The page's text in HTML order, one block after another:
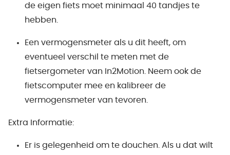
de eigen fiets moet minimaal 40 tandjes te
hebben.
Een vermogensmeter als u dit heeft, om
eventueel verschil te meten met de
fietsergometer van In2Motion. Neem ook de
fietscomputer mee en kalibreer de
vermogensmeter van tevoren.
Extra Informatie:
Er is gelegenheid om te douchen. Als u dat wilt